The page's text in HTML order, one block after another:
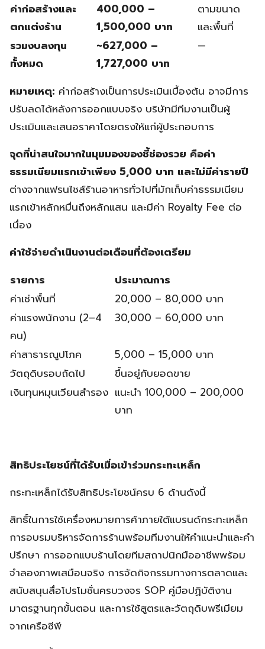
ค่าก่อสร้างและ
ตกแต่งร้าน
400,000 –
1,500,000 บาท
ตามขนาด
และพื้นที่
รวมงบลงทุน
ทั้งหมด
~627,000 –
1,727,000 บาท
—
หมายเหตุ: ค่าก่อสร้างเป็นการประเมินเบื้องต้น อาจมีการ
ปรับลดได้หลังการออกแบบจริง บริษัทมีทีมงานเป็นผู้
ประเมินและเสนอราคาโดยตรงให้แก่ผู้ประกอบการ
จุดที่น่าสนใจมากในมุมมองของชี้ช่องรวย คือค่า
ธรรมเนียมแรกเข้าเพียง 5,000 บาท และไม่มีค่ารายปี
ต่างจากแฟรนไชส์ร้านอาหารทั่วไปที่มักเก็บค่าธรรมเนียม
แรกเข้าหลักหมื่นถึงหลักแสน และมีค่า Royalty Fee ต่อ
เนื่อง
ค่าใช้จ่ายดำเนินงานต่อเดือนที่ต้องเตรียม
รายการ
ประมาณการ
ค่าเช่าพื้นที่
20,000 – 80,000 บาท
ค่าแรงพนักงาน (2–4
คน)
30,000 – 60,000 บาท
ค่าสาธารณูปโภค
5,000 – 15,000 บาท
วัตถุดิบรอบถัดไป
ขึ้นอยู่กับยอดขาย
เงินทุนหมุนเวียนสำรอง แนะนำ 100,000 – 200,000
บาท
สิทธิประโยชน์ที่ได้รับเมื่อเข้าร่วมกระทะเหล็ก
กระทะเหล็กได้รับสิทธิประโยชน์ครบ 6 ด้านดังนี้
สิทธิ์ในการใช้เครื่องหมายการค้าภายใต้แบรนด์กระทะเหล็ก
การอบรมบริหารจัดการร้านพร้อมทีมงานให้คำแนะนำและคำ
ปรึกษา การออกแบบร้านโดยทีมสถาปนิกมืออาชีพพร้อม
จำลองภาพเสมือนจริง การจัดกิจกรรมทางการตลาดและ
สนับสนุนสื่อโปรโมชั่นครบวงจร SOP คู่มือปฏิบัติงาน
มาตรฐานทุกขั้นตอน และการใช้สูตรและวัตถุดิบพรีเมียม
จากเครือซีพี